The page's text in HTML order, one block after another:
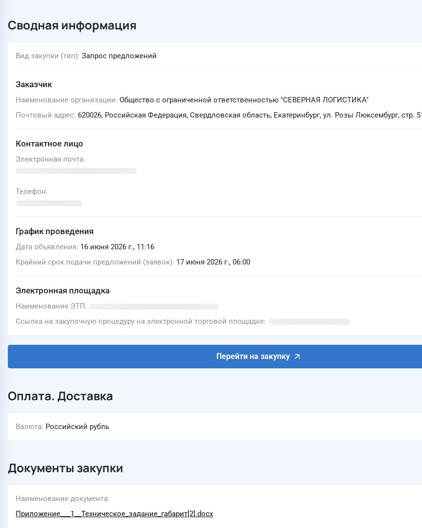
Сводная информация
Вид закупки (тип) Запрос предложений
Заказчик
Наименование организации Общество с ограниченной ответственностью "СЕВЕРНАЯ ЛОГИСТИКА"
Почтовый адрес 620026, Российская Федерация, Свердловская область, Екатеринбург, ул. Розы Люксембург, стр.
Контактное лицо
Электронная почта
Телефон
График проведения
Дата объявления 16 июня 2026 г., 11:16
Крайний срок подачи предложений (заявок) 17 июня 2026 г., 06:00
Электронная площадка
Наименование ЭТП
Ссылка на закупочную процедуру на электронной торговой площадке
Перейти на закупку
Оплата. Доставка
Валюта Российский рубль
Документы закупки
Наименование документа
Приложение___1__Техническое_задание_габарит[2].docx